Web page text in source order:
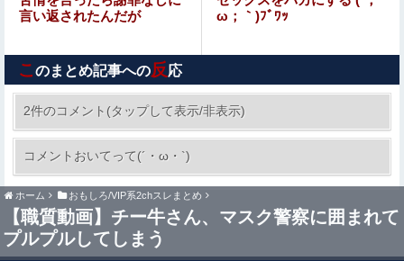
【画像】山ガールさん、山でラーメンを食べたらおじさん
に怒られるｗｗｗ
河出奈都美アナ ニットの●●、谷間チラ！！
【画像】井口裕香(36)、タンクトップがはち切れそうなく
らいデカイｗｗｗｗｗｗｗｗｗｗｗ
グラドルで天下取って乳首出しヌードになった女
言い返されたんだが
ω；｀)ﾌﾞﾜｯ
こ のまとめ記事への反応
2件のコメント(タップして表示/非表示)
コメントおいてって(´・ω・`)
ホーム おもしろ/VIP系2chスレまとめ
【職質動画】チー牛さん、マスク警察に囲まれて
プルプルしてしまう